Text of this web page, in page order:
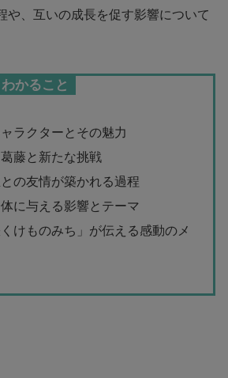
や、互いの成長を促す影響について
かること
ラクターとその魅力
藤と新たな挑戦
の友情が築かれる過程
に与える影響とテーマ
くけものみち」が伝える感動のメ